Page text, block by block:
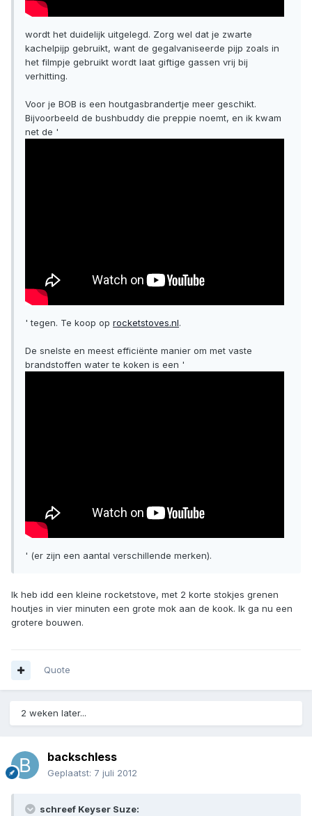
wordt het duidelijk uitgelegd. Zorg wel dat je zwarte
kachelpijp gebruikt, want de gegalvaniseerde pijp zoals in
het filmpje gebruikt wordt laat giftige gassen vrij bij
verhitting.
Voor je BOB is een houtgasbrandertje meer geschikt.
Bijvoorbeeld de bushbuddy die preppie noemt, en ik kwam
net de '
' tegen. Te koop op rocketstoves.nl.
De snelste en meest efficiënte manier om met vaste
brandstoffen water te koken is een '
' (er zijn een aantal verschillende merken).
Ik heb idd een kleine rocketstove, met 2 korte stokjes grenen
houtjes in vier minuten een grote mok aan de kook. Ik ga nu een
grotere bouwen.
Quote
2 weken later...
backschless
Geplaatst: 7 juli 2012
schreef Keyser Suze: